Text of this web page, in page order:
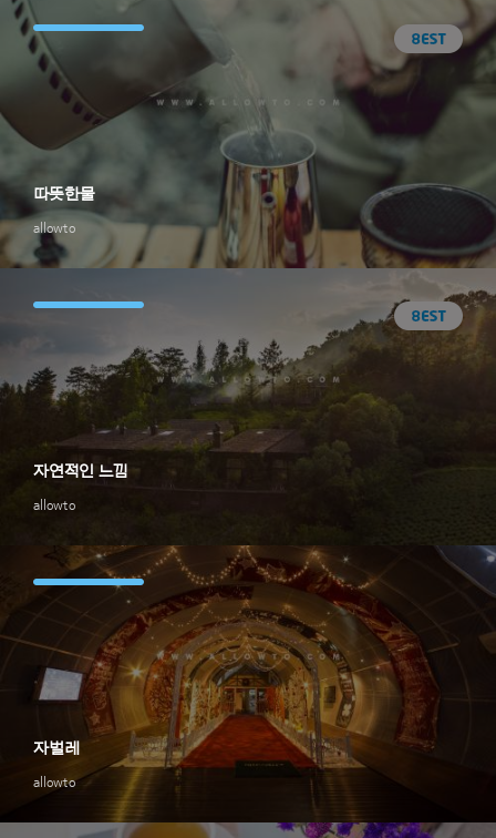
allowto
따뜻한물
allowto
자연적인 느낌
allowto
자벌레